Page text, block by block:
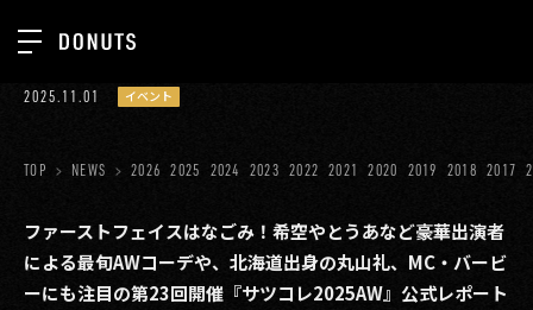
ジョブカン
ゲーム
ミクチャ
TOP
ABOUT
SERVICES
GROUP
2025.11.01 イベント
TOP NEWS 2026 2025 2024 2023 2022 2021 2020 2019 2018 2017
ファーストフェイスはなごみ！希空やとうあなど豪華出演者
による最旬AWコーデや、北海道出身の丸山礼、MC・バービ
ーにも注目の第23回開催『サツコレ2025AW』公式レポート